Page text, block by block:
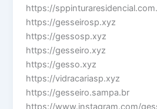
https://
https://gesseirosp.xyz
https://gessosp.xyz
https://gesseiro.xyz
https://gesso.xyz
https://vidracariasp.xyz
https://gesseiro.sampa.br
https://www.instagram.com/